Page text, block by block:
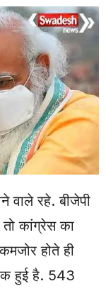
वाले रहे. बीजेपी
कांग्रेस का
होते ही
हुई है. 543